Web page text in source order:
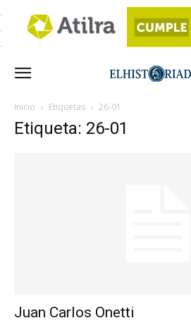
Inicio Etiquetas 26-01
Etiqueta: 26-01
Juan Carlos Onetti